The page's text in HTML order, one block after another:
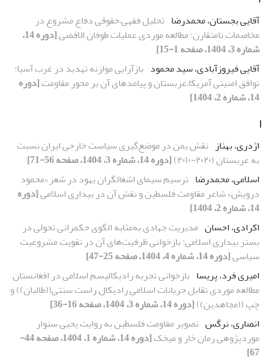
آقایی بجستان، محمدرضا تحلیل فقهی–حقوقی دفاع مشروع در
مخاصمات نامتقارن: مطالعه موردی عملیات طوفان الاقصی
[دوره 14،
شماره 3، 1404، صفحه 1-15]
آقایی فیروزآبادی، سید محمود بازآرایی موازنه تهدید در غرب آسیا:
توافق امنیتی آمریکا–عربستان و پیامدهای آن بر محور مقاومت[دوره
14، شماره 2، 1404]
ا
اژدری، بهناز نقش یمن در موضع‌گیری سیاست خارجی ایران نسبت
به عربستان (٢۰٢۰-٢۰۱۰)
[دوره 14، شماره 3، 1404، صفحه 56-71]
اسلامی، محمدرضا ترسیم سیمای اشغالگران یهود در شعر «محمود
درویش» شاعر مقاومت فلسطین و نقش آن در بیداری اسلامی[دوره
14، شماره 2، 1404]
اکرادی، احسان مدیریت جهادی به‌مثابه الگوی حکمرانی تحولی در
بستر بیداری اسلامی: بازخوانی ظرفیت‌های آن در تقویت مشروعیت
سیاسی[دوره 14، شماره 4، 1404، صفحه 25-47]
امیری فرد، پریسا بازخوانی تجربه رادیکالیسم اسلامی در افغانستان
مطالعه موردی تقابل جریانات اسلامی رادیکال راست سنتی((طالبان)) و
چپ ((مجاهدین))[دوره 14، شماره 3، 1404، صفحه 16-36]
انصاری، نرگس تصویر مقاومت فلسطین به روایت یحیی سنوار
موردپژوهی رمان خار و میخک
[دوره 14، شماره 1، 1404، صفحه 44-
67]